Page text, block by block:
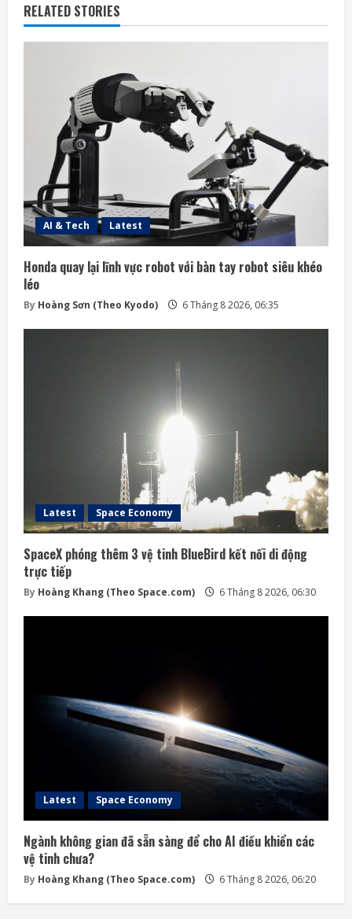
RELATED STORIES
AI & Tech Latest
Honda quay lại lĩnh vực robot với bàn tay robot siêu khéo
léo
By Hoàng Sơn (Theo Kyodo) 6 Tháng 8 2026, 06:35
Latest Space Economy
SpaceX phóng thêm 3 vệ tinh BlueBird kết nối di động
trực tiếp
By Hoàng Khang (Theo Space.com) 6 Tháng 8 2026, 06:30
Latest Space Economy
Ngành không gian đã sẵn sàng để cho AI điều khiển các
vệ tinh chưa?
By Hoàng Khang (Theo Space.com) 6 Tháng 8 2026, 06:20